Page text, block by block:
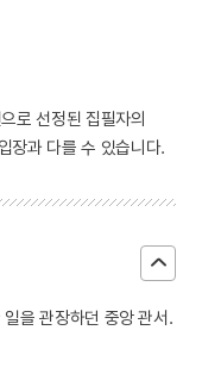
로 선정된 집필자의
장과 다를 수 있습니다.
을 관장하던 중앙 관서.